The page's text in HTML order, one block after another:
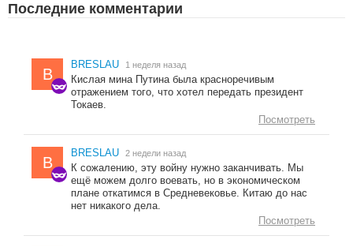
Последние комментарии
B
BRESLAU 1 неделя назад
Кислая мина Путина была красноречивым
отражением того, что хотел передать президент
Токаев.
Посмотреть
B
BRESLAU 2 недели назад
К сожалению, эту войну нужно заканчивать. Мы
ещё можем долго воевать, но в экономическом
плане откатимся в Средневековье. Китаю до нас
нет никакого дела.
Посмотреть